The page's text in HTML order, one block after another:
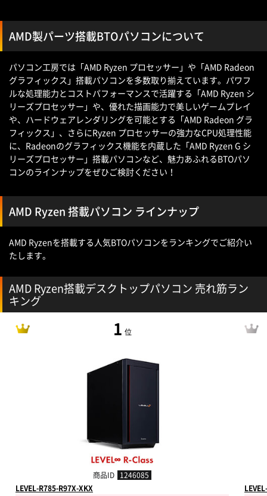
AMD製パーツ搭載BTOパソコンについて
パソコン工房では「AMD Ryzen プロセッサー」や「AMD Radeon
グラフィックス」搭載パソコンを多数取り揃えています。パワフ
ルな処理能力とコストパフォーマンスで活躍する「AMD Ryzen シ
リーズプロセッサー」や、優れた描画能力で美しいゲームプレイ
や、ハードウェアレンダリングを可能とする「AMD Radeon グラ
フィックス」、さらにRyzen プロセッサーの強力なCPU処理性能
に、Radeonのグラフィックス機能を内蔵した「AMD Ryzen G シ
リーズプロセッサー」搭載パソコンなど、魅力あふれるBTOパソ
コンのラインナップをぜひご検討ください！
AMD Ryzen 搭載パソコン ラインナップ
AMD Ryzenを搭載する人気BTOパソコンをランキングでご紹介い
たします。
AMD Ryzen搭載デスクトップパソコン 売れ筋ラン
キング
1 位
商品ID 1246085
LEVEL-R785-R97X-XKX